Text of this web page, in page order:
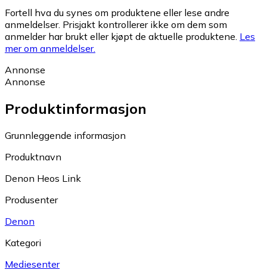
Fortell hva du synes om produktene eller lese andre
anmeldelser. Prisjakt kontrollerer ikke om dem som
anmelder har brukt eller kjøpt de aktuelle produktene. Les
mer om anmeldelser.
Annonse
Annonse
Produktinformasjon
Grunnleggende informasjon
Produktnavn
Denon Heos Link
Produsenter
Denon
Kategori
Mediesenter